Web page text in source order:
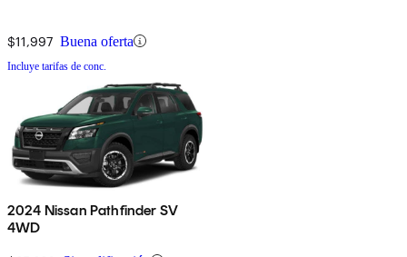
$11,997 Buena oferta
Incluye tarifas de conc.
2024 Nissan Pathfinder SV
4WD